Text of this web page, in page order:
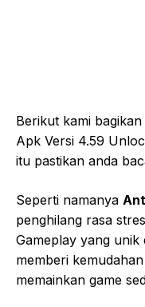
Berikut kami
Apk Versi 4.59
itu pastikan anda
Seperti namanya
penghilang rasa
Gameplay yang
memberi
memainkan game